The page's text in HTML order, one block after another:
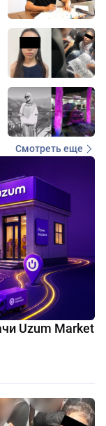
Смотреть еще
Uzum Market